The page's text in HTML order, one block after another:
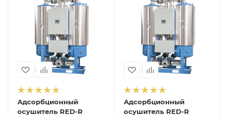
Адсорбционный
осушитель RED-R
Адсорбционный
осушитель RED-R